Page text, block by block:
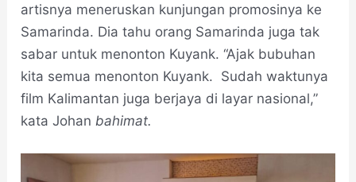
artisnya meneruskan kunjungan promosinya ke
Samarinda. Dia tahu orang Samarinda juga tak
sabar untuk menonton Kuyank. “Ajak bubuhan
kita semua menonton Kuyank. Sudah waktunya
film Kalimantan juga berjaya di layar nasional,”
kata Johan bahimat.